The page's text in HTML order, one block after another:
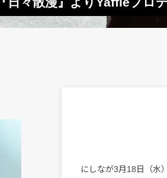
にしなが3月18日（水